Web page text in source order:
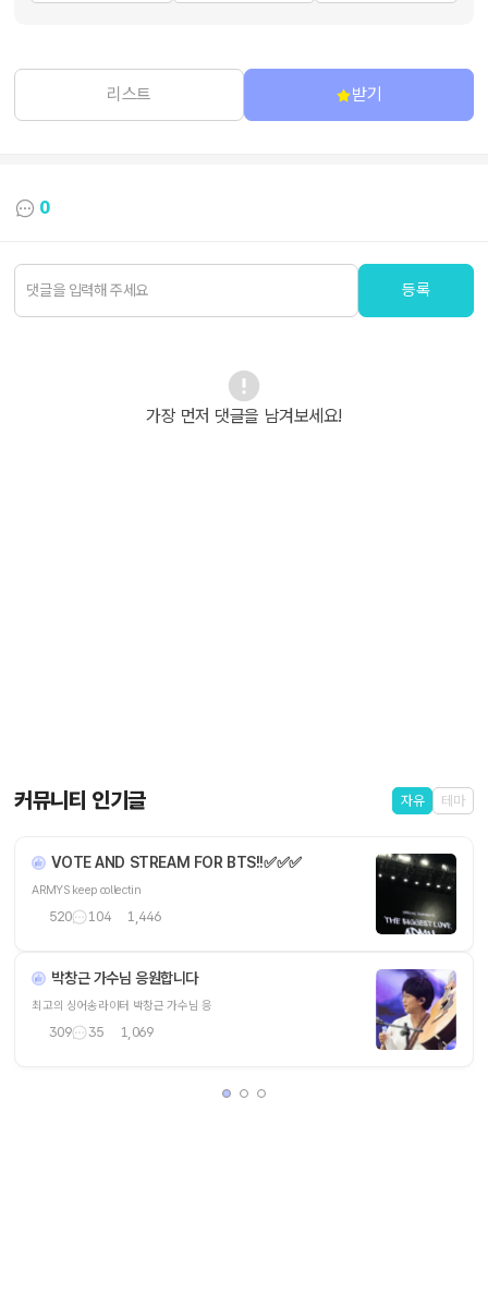
리스트 받기
0
등록
가장 먼저 댓글을 남겨보세요!
커뮤니티 인기글 자유 테마
VOTE AND STREAM FOR BTS!!✅️✅️✅
ARMYS keep collectin
520 104 1,446
박창근 가수님 응원합니다
최고의 싱어송라이터 박창근 가수님 응
309 35 1,069